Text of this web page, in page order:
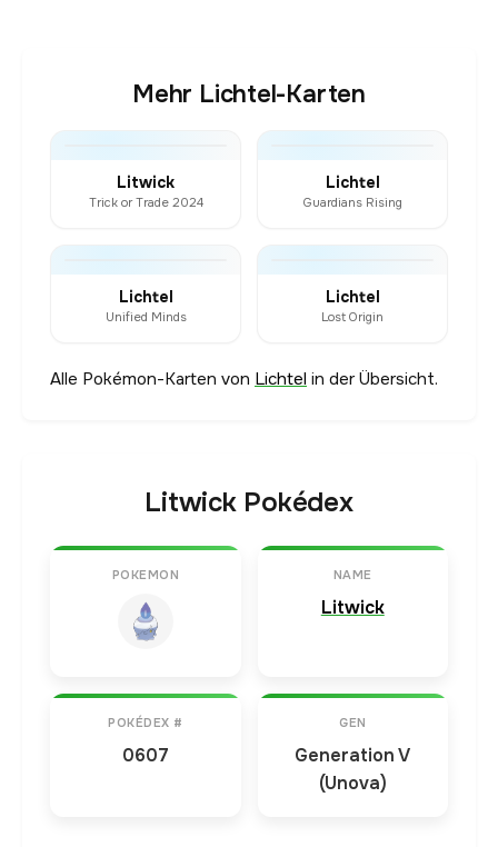
Mehr Lichtel-Karten
Litwick
Trick or Trade 2024
Lichtel
Guardians Rising
Lichtel
Unified Minds
Lichtel
Lost Origin
Alle Pokémon-Karten von Lichtel in der Übersicht.
Litwick Pokédex
POKEMON NAME
Litwick
POKÉDEX #
0607
GEN
Generation V
(Unova)